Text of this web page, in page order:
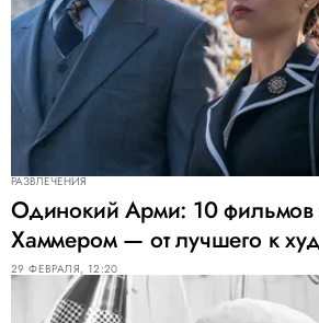
РАЗВЛЕЧЕНИЯ
Одинокий Арми: 10
Хаммером — от лучшего к
29 ФЕВРАЛЯ, 12:20